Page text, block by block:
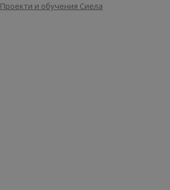
Проекти и обучения Сиела